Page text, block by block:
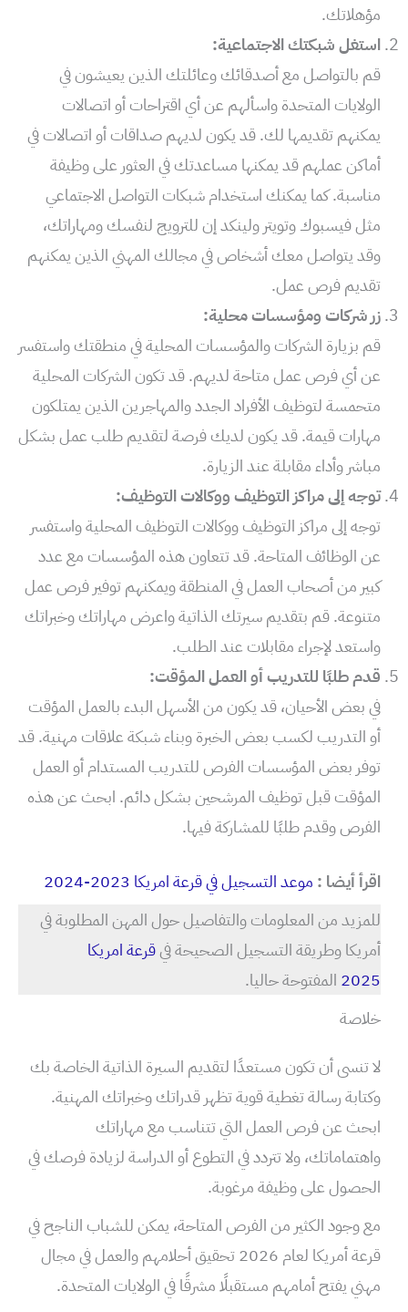
مؤهلاتك.
استغل شبكتك الاجتماعية:
قم بالتواصل مع أصدقائك وعائلتك الذين يعيشون في
الولايات المتحدة واسألهم عن أي اقتراحات أو اتصالات
يمكنهم تقديمها لك. قد يكون لديهم صداقات أو اتصالات في
أماكن عملهم قد يمكنها مساعدتك في العثور على وظيفة
مناسبة. كما يمكنك استخدام شبكات التواصل الاجتماعي
مثل فيسبوك وتويتر ولينكد إن للترويج لنفسك ومهاراتك،
وقد يتواصل معك أشخاص في مجالك المهني الذين يمكنهم
تقديم فرص عمل.
زر شركات ومؤسسات محلية:
قم بزيارة الشركات والمؤسسات المحلية في منطقتك واستفسر
عن أي فرص عمل متاحة لديهم. قد تكون الشركات المحلية
متحمسة لتوظيف الأفراد الجدد والمهاجرين الذين يمتلكون
مهارات قيمة. قد يكون لديك فرصة لتقديم طلب عمل بشكل
مباشر وأداء مقابلة عند الزيارة.
توجه إلى مراكز التوظيف ووكالات التوظيف:
توجه إلى مراكز التوظيف ووكالات التوظيف المحلية واستفسر
عن الوظائف المتاحة. قد تتعاون هذه المؤسسات مع عدد
كبير من أصحاب العمل في المنطقة ويمكنهم توفير فرص عمل
متنوعة. قم بتقديم سيرتك الذاتية واعرض مهاراتك وخبراتك
واستعد لإجراء مقابلات عند الطلب.
قدم طلبًا للتدريب أو العمل المؤقت:
في بعض الأحيان، قد يكون من الأسهل البدء بالعمل المؤقت
أو التدريب لكسب بعض الخبرة وبناء شبكة علاقات مهنية. قد
توفر بعض المؤسسات الفرص للتدريب المستدام أو العمل
المؤقت قبل توظيف المرشحين بشكل دائم. ابحث عن هذه
الفرص وقدم طلبًا للمشاركة فيها.
اقرأ أيضا : موعد التسجيل في قرعة امريكا 2023-2024
للمزيد من المعلومات والتفاصيل حول المهن المطلوبة في
أمريكا وطريقة التسجيل الصحيحة فيقرعة امريكا
2025 المفتوحة حاليا.
خلاصة
لا تنسى أن تكون مستعدًا لتقديم السيرة الذاتية الخاصة بك
وكتابة رسالة تغطية قوية تظهر قدراتك وخبراتك المهنية.
ابحث عن فرص العمل التي تتناسب مع مهاراتك
واهتماماتك، ولا تتردد في التطوع أو الدراسة لزيادة فرصك في
الحصول على وظيفة مرغوبة.
مع وجود الكثير من الفرص المتاحة، يمكن للشباب الناجح في
قرعة أمريكا لعام 2026 تحقيق أحلامهم والعمل في مجال
مهني يفتح أمامهم مستقبلًا مشرقًا في الولايات المتحدة.